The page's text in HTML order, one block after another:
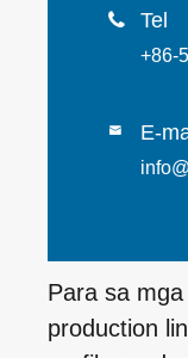
 Tel
+86-
 E-
Para sa
production